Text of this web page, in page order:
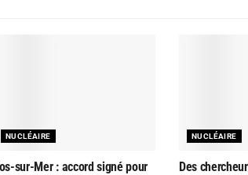
NUCLÉAIRE
sur-Mer : accord signé pour
NUCLÉAIRE
Des